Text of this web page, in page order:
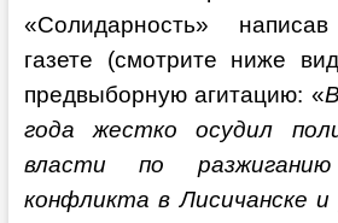
«Солидарность»
газете (смотрите ниже
предвыборную агитацию: «
года жестко осудил
власти по разжиганию
конфликта в Лисичанске